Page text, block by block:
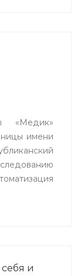
«Медик»
имени
и